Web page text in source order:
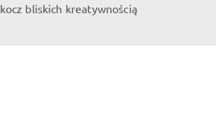
bliskich kreatywnością